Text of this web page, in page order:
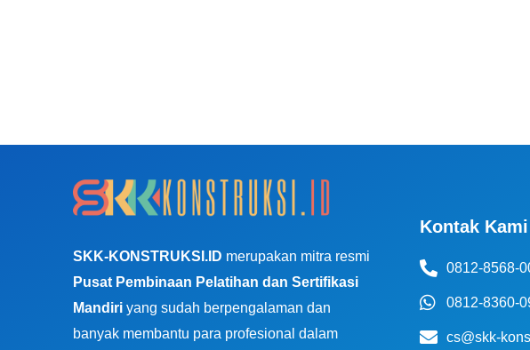
SKK-KONSTRUKSI.ID merupakan mitra resmi
Pusat Pembinaan Pelatihan dan Sertifikasi
Mandiri yang sudah berpengalaman dan
banyak membantu para profesional dalam
Kontak Kami
0812-8568-
0812-8360-
cs@skk-